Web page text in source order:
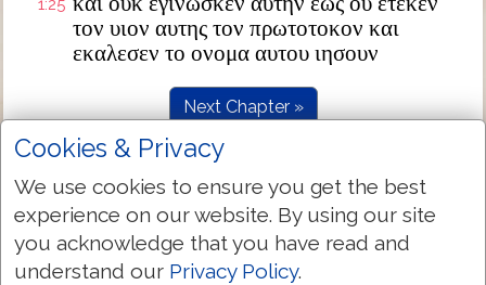
1:25
τον υιον αυτης τον πρωτοτοκον και
εκαλεσεν το ονομα αυτου ιησουν
Next Chapter »
Cookies & Privacy
We use cookies to ensure you get the best
experience on our website. By using our site
you acknowledge that you have read and
understand our Privacy Policy.